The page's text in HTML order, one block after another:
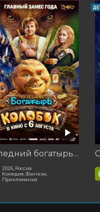
Последний богатырь. Колобок
2026, Россия
Комедия, Фэнтези,
Приключения